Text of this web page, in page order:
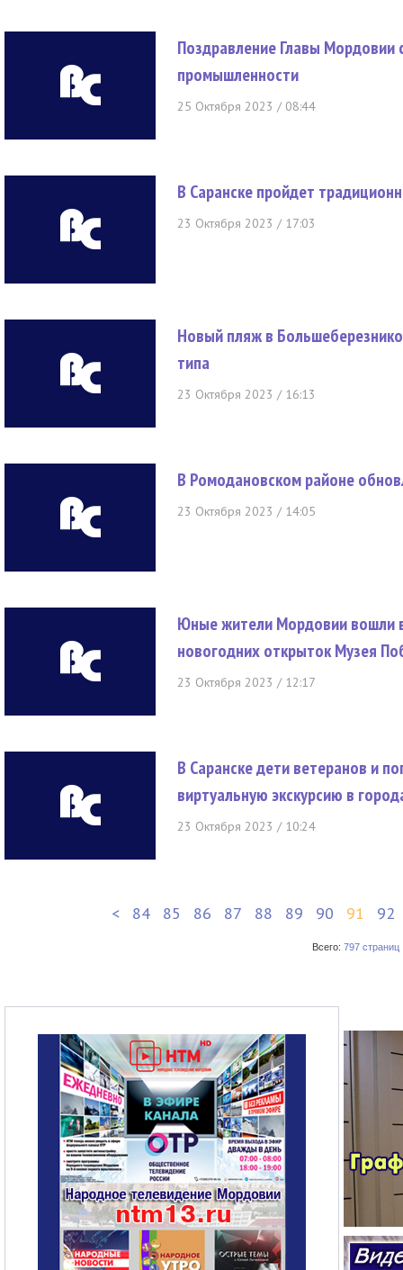
Поздравление Главы Мордовии
промышленности
25 Октября 2023 / 08:44
В Саранске пройдет
23 Октября 2023 / 17:03
Новый пляж в
типа
23 Октября 2023 / 16:13
В Ромодановском районе
23 Октября 2023 / 14:05
Юные жители Мордовии вошли
новогодних открыток Музея
23 Октября 2023 / 12:17
В Саранске дети ветеранов и
виртуальную экскурсию в
23 Октября 2023 / 10:24
< 84 85 86 87 88 89 90 91 92
Всего: 797 страниц